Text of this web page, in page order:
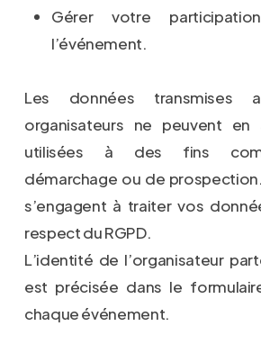
Gérer votre
l’événement.
Les données transmises
organisateurs ne peuvent en
utilisées à des fins
démarchage ou de
s’engagent à traiter vos
respect du RGPD.
L’identité de l’organisateur
est précisée dans le
chaque événement.